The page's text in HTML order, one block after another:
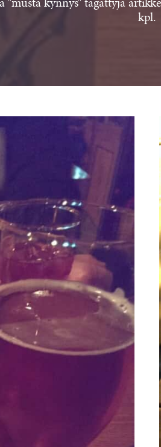
"musta kynnys" tägättyjä
kpl.